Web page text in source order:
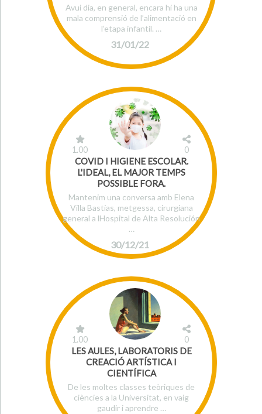
31/01/22
Avui dia, en general, encara hi ha una
mala comprensió de l’alimentació en
l’etapa infantil. …
30/12/21
1.00 0
COVID I HIGIENE ESCOLAR.
L'IDEAL, EL MAJOR TEMPS
POSSIBLE FORA.
Mantenim una conversa amb Elena
Villa Bastías, metgessa, cirurgiana
general a lHospital de Alta Resolución
…
1.00 0
LES AULES, LABORATORIS DE
CREACIÓ ARTÍSTICA I
CIENTÍFICA
De les moltes classes teòriques de
ciències a la Universitat, en vaig
gaudir i aprendre …